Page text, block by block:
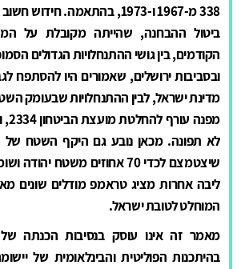
338 מ-1967 ו-1973, בהתאמה.
ביטול ההבחנה, שהייתה מקובלת על
ובסביבות ירושלים, שאמורים היו להסתפח
מדינת ישראל, לבין ההתנחלויות שבעומק
לא תפונה. מכאן נובע גם היקף השטח של
שיצטמצם לכדי 70 אחוזים משטח
ליבה אחרות מציג טראמפ מודלים שונים
המוחלט לטובת ישראל.
מאמר זה אינו עוסק בנסיבות הכנתה של
בהיתכנות הפוליטית והבינלאומית של